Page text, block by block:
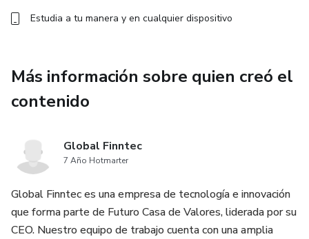
🎯 Sesión práctica única:
Plataforma de Inversiones Portafolio, donde construirás un
el programa.
🎓 Resultados que lograrás:
Comprenderás cómo funciona el Mercado de Valores
ecuatoriano.
Desarrollarás habilidades prácticas para invertir con
Estudia a tu manera y en cualquier dispositivo
Más información sobre quien creó el
contenido
Global Finntec
7 Año Hotmarter
Global Finntec es una empresa de tecnología e innovación
que forma parte de Futuro Casa de Valores, liderada por su
CEO. Nuestro equipo de trabajo cuenta con una amplia